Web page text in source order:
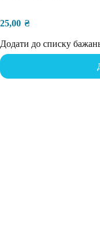
25,00 ₴
Додати до списку